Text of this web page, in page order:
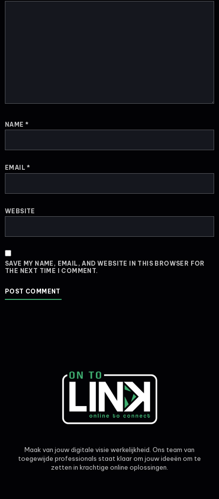
NAME *
EMAIL*
WEBSITE
SAVE MY NAME, EMAIL, AND WEBSITE IN THIS BROWSER FOR
THE NEXT TIME I COMMENT.
Maak van jouw digitale visie werkelijkheid. Ons team van
toegewijde professionals staat klaar om jouw ideeën om te
zetten in krachtige online oplossingen.